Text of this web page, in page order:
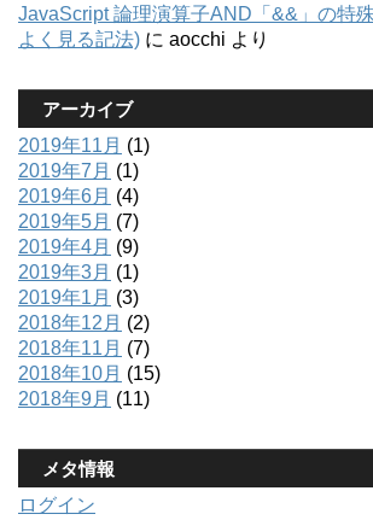
JavaScript 論理演算子AND「&&」の特
よく見る記法) に aocchi より
アーカイブ
2019年11月 (1)
2019年7月 (1)
2019年6月 (4)
2019年5月 (7)
2019年4月 (9)
2019年3月 (1)
2019年1月 (3)
2018年12月 (2)
2018年11月 (7)
2018年10月 (15)
2018年9月 (11)
メタ情報
ログイン